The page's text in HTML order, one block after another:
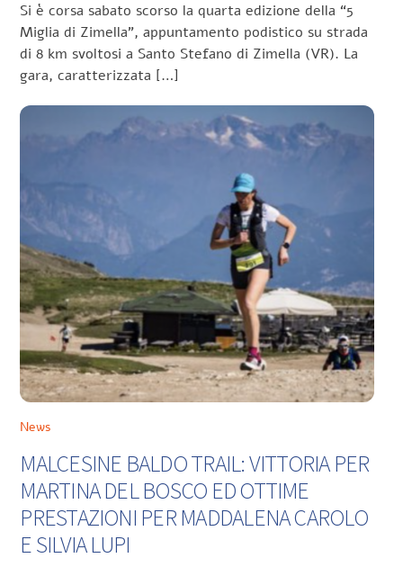
Si è corsa sabato scorso la quarta edizione della “5
Miglia di Zimella”, appuntamento podistico su strada
di 8 km svoltosi a Santo Stefano di Zimella (VR). La
gara, caratterizzata […]
News
MALCESINE BALDO TRAIL: VITTORIA PER
MARTINA DEL BOSCO ED OTTIME
PRESTAZIONI PER MADDALENA CAROLO
E SILVIA LUPI